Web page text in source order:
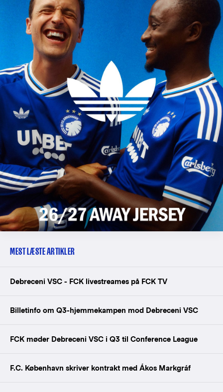
MEST LÆSTE ARTIKLER
Debreceni VSC - FCK livestreames på FCK TV
Billetinfo om Q3-hjemmekampen mod Debreceni VSC
FCK møder Debreceni VSC i Q3 til Conference League
F.C. København skriver kontrakt med Ákos Markgráf